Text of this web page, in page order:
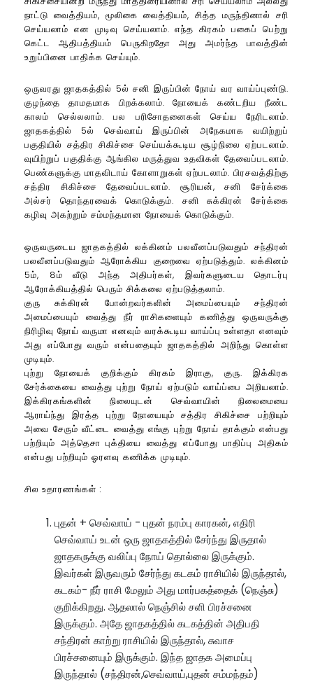
நாட்டு வைத்தியம், மூலிகை வைத்தியம், சித்த மருந்தினால் சரி
செய்யலாம் என முடிவு செய்யலாம். எந்த கிரகம் பகைப் பெற்று
கெட்ட ஆதிபத்தியம் பெருகிறதோ அது அமர்ந்த பாவத்தின்
உறுப்பினை பாதிக்க செய்யும்.
ஒருவரது ஜாதகத்தில் 5ல் சனி இருப்பின் நோய் வர வாய்ப்புண்டு.
குழந்தை தாமதமாக பிறக்கலாம். நோயைக் கண்டறிய நீண்ட
காலம் செல்லலாம். பல பரிசோதனைகள் செய்ய நேரிடலாம்.
ஜாதகத்தில் 5ல் செவ்வாய் இருப்பின் அநேகமாக வயிற்றுப்
பகுதியில் சத்திர சிகிச்சை செய்யக்கூடிய சூழ்நிலை ஏற்படலாம்.
வுயிற்றுப் பகுதிக்கு ஆங்கில மருத்துவ உதவிகள் தேவைப்படலாம்.
பெண்களுக்கு மாதவிடாய் கோளாறுகள் ஏற்படலாம். பிரசவத்திற்கு
சத்திர சிகிச்சை தேவைப்படலாம். சூரியன், சனி சேர்க்கை
அல்சர் தொந்தரவைக் கொடுக்கும். சனி சுக்கிரன் சேர்க்கை
கழிவு அகற்றும் சம்மந்தமான நோயைக் கொடுக்கும்.
ஒருவருடைய ஜாதகத்தில் லக்கினம் பலவீனப்படுவதும் சந்திரன்
பலவீனப்படுவதும் ஆரோக்கிய குறைவை ஏற்படுத்தும். லக்கினம்
5ம், 8ம் வீடு அந்த அதிபர்கள், இவர்களுடைய தொடர்பு
ஆரோக்கியத்தில் பெரும் சிக்கலை ஏற்படுத்தலாம்.
குரு சுக்கிரன் போன்றவர்களின் அமைப்பையும் சந்திரன்
அமைப்பையும் வைத்து நீர் ராசிகளையும் கணித்து ஒருவருக்கு
நிரிழிவு நோய் வருமா எனவும் வரக்கூடிய வாய்ப்பு உள்ளதா எனவும்
அது எப்போது வரும் என்பதையும் ஜாதகத்தில் அறிந்து கொள்ள
முடியும்.
புற்று நோயைக் குறிக்கும் கிரகம் இராகு, குரு. இக்கிரக
சேர்க்கையை வைத்து புற்று நோய் ஏற்படும் வாய்ப்பை அறியலாம்.
இக்கிரகங்களின் நிலையுடன் செவ்வாயின் நிலைமையை
ஆராய்ந்து இரத்த புற்று நோயையும் சத்திர சிகிச்சை பற்றியும்
அவை சேரும் வீட்டை வைத்து எங்கு புற்று நோய் தாக்கும் என்பது
பற்றியும் அத்தெசா புக்தியை வைத்து எப்போது பாதிப்பு அதிகம்
என்பது பற்றியும் ஓரளவு கணிக்க முடியும்.
சில உதாரணங்கள் :
புதன் + செவ்வாய் - புதன் நரம்பு காரகன், எதிரி
செவ்வாய் உடன் ஒரு ஜாதகத்தில் சேர்ந்து இருதால்
ஜாதகருக்கு வலிப்பு நோய் தொல்லை இருக்கும்.
இவர்கள் இருவரும் சேர்ந்து கடகம் ராசியில் இருந்தால்,
கடகம்- நீர் ராசி மேலும் அது மார்பகத்தைக் (நெஞ்சு)
குறிக்கிறது. ஆதலால் நெஞ்சில் சளி பிரச்சனை
இருக்கும். அதே ஜாதகத்தில் கடகத்தின் அதிபதி
சந்திரன் காற்று ராசியில் இருந்தால், சுவாச
பிரச்சனையும் இருக்கும். இந்த ஜாதக அமைப்பு
இருந்தால் (சந்திரன்,செவ்வாய்,புதன் சம்மந்தம்)